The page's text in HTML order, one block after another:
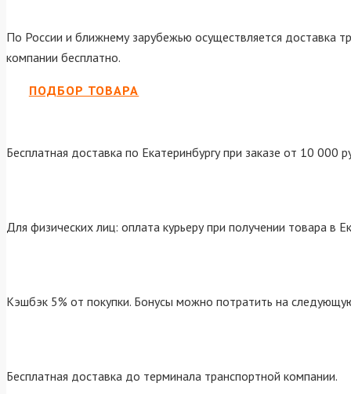
По России и ближнему зарубежью осуществляется доставка
компании бесплатно.
ПОДБОР ТОВАРА
Бесплатная доставка по Екатеринбургу при заказе от 10 000
Для физических лиц: оплата курьеру при получении товара в
Кэшбэк 5% от покупки. Бонусы можно потратить на
Бесплатная доставка до терминала транспортной компании.